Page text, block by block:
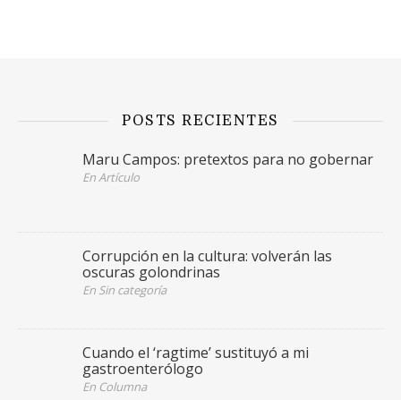
POSTS RECIENTES
Maru Campos: pretextos para no gobernar
En Artículo
Corrupción en la cultura: volverán las
oscuras golondrinas
En Sin categoría
Cuando el ‘ragtime’ sustituyó a mi
gastroenterólogo
En Columna